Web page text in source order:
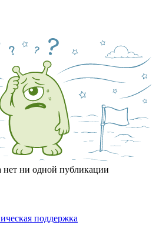
нет ни одной публикации
поддержка